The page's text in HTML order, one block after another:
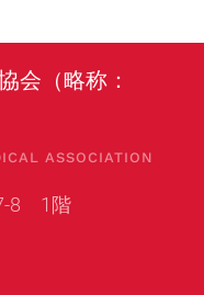
会（略称：
ASSOCIATION
8 1階